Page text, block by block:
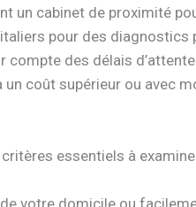
un cabinet de proximité
pour des
des délais
coût supérieur ou avec
essentiels à